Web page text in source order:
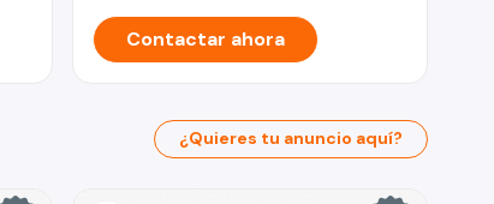
Contactar ahora
¿Quieres tu anuncio aquí?